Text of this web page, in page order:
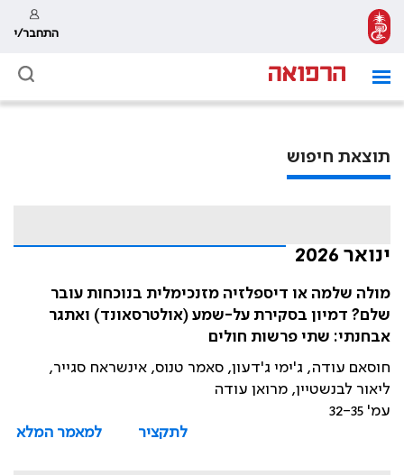
התחבר/י
תוצאת חיפוש
ינואר 2026
מולה שלמה או דיספלזיה מזנכימלית בנוכחות עובר
שלם? דמיון בסקירת על-שמע (אולטרסאונד) ואתגר
אבחנתי: שתי פרשות חולים
חוסאם עודה, ג'ימי ג'דעון, סאמר טנוס, אינשראח סגייר,
ליאור לבנשטיין, מרואן עודה
עמ' 32-35
לתקציר
למאמר המלא